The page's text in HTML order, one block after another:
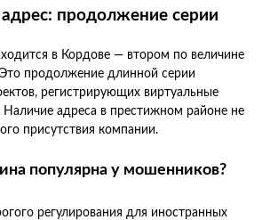
продолжение серии
в Кордове — втором по величине
продолжение длинной серии
регистрирующих виртуальные
адреса в престижном районе не
присутствия компании.
популярна у мошенников?
регулирования для иностранных